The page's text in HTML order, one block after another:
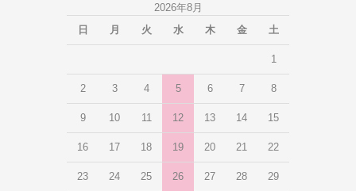
2026年8月
日
月 火 水 木 金 土
1
2 3 4 5 6 7 8
9 10 11 12 13 14 15
16 17 18 19 20 21 22
23 24 25 26 27 28 29